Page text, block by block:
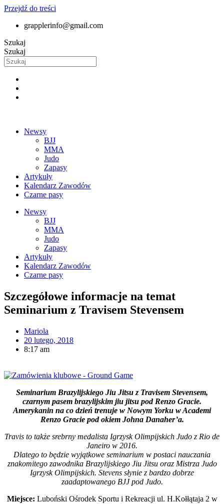
Przejdź do treści
grapplerinfo@gmail.com
Szukaj
Szukaj
Newsy
BJJ
MMA
Judo
Zapasy
Artykuły
Kalendarz Zawodów
Czarne pasy
Newsy
BJJ
MMA
Judo
Zapasy
Artykuły
Kalendarz Zawodów
Czarne pasy
Szczegółowe informacje na temat
Seminarium z Travisem Stevensem
Mariola
20 lutego, 2018
8:17 am
Seminarium Brazylijskiego Jiu Jitsu z Travisem Stevensem,
czarnym pasem brazylijskim jiu jitsu pod Renzo Gracie.
Amerykanin na co dzień trenuje w Nowym Yorku w Academi
Renzo Gracie pod okiem Johna Danaher’a.
Travis to także srebrny medalista Igrzysk Olimpijskich Judo z Rio de
Janeiro w 2016.
Dlatego to będzie wyjątkowe seminarium w postaci nauczania
znakomitego zawodnika Brazylijskiego Jiu Jitsu oraz Mistrza Judo
Igrzysk Olimpijskich. Stevens słynie z bardzo dobrze
zaadaptowanego BJJ pod Judo.
Miejsce: Luboński Ośrodek Sportu i Rekreacji ul. H.Kołłątaja 2 w